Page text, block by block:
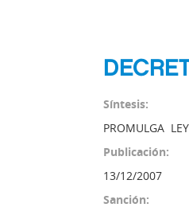
Síntesis:
PROMULGA
Publicación:
13/12/2007
Sanción: